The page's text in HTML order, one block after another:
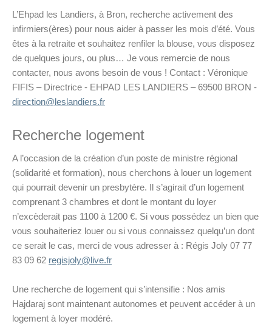
L’Ehpad les Landiers, à Bron, recherche activement des
infirmiers(ères) pour nous aider à passer les mois d’été. Vous
êtes à la retraite et souhaitez renfiler la blouse, vous disposez
de quelques jours, ou plus… Je vous remercie de nous
contacter, nous avons besoin de vous ! Contact : Véronique
FIFIS – Directrice - EHPAD LES LANDIERS – 69500 BRON -
direction@leslandiers.fr
Recherche logement
A l’occasion de la création d’un poste de ministre régional
(solidarité et formation), nous cherchons à louer un logement
qui pourrait devenir un presbytère. Il s’agirait d’un logement
comprenant 3 chambres et dont le montant du loyer
n’excèderait pas 1100 à 1200 €. Si vous possédez un bien que
vous souhaiteriez louer ou si vous connaissez quelqu’un dont
ce serait le cas, merci de vous adresser à : Régis Joly 07 77
83 09 62 regisjoly@live.fr
Une recherche de logement qui s’intensifie : Nos amis
Hajdaraj sont maintenant autonomes et peuvent accéder à un
logement à loyer modéré.